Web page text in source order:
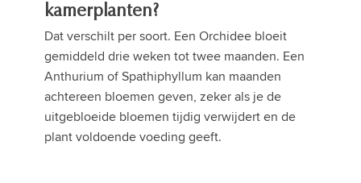
kamerplanten?
Dat verschilt per soort. Een Orchidee bloeit
gemiddeld drie weken tot twee maanden. Een
Anthurium of Spathiphyllum kan maanden
achtereen bloemen geven, zeker als je de
uitgebloeide bloemen tijdig verwijdert en de
plant voldoende voeding geeft.